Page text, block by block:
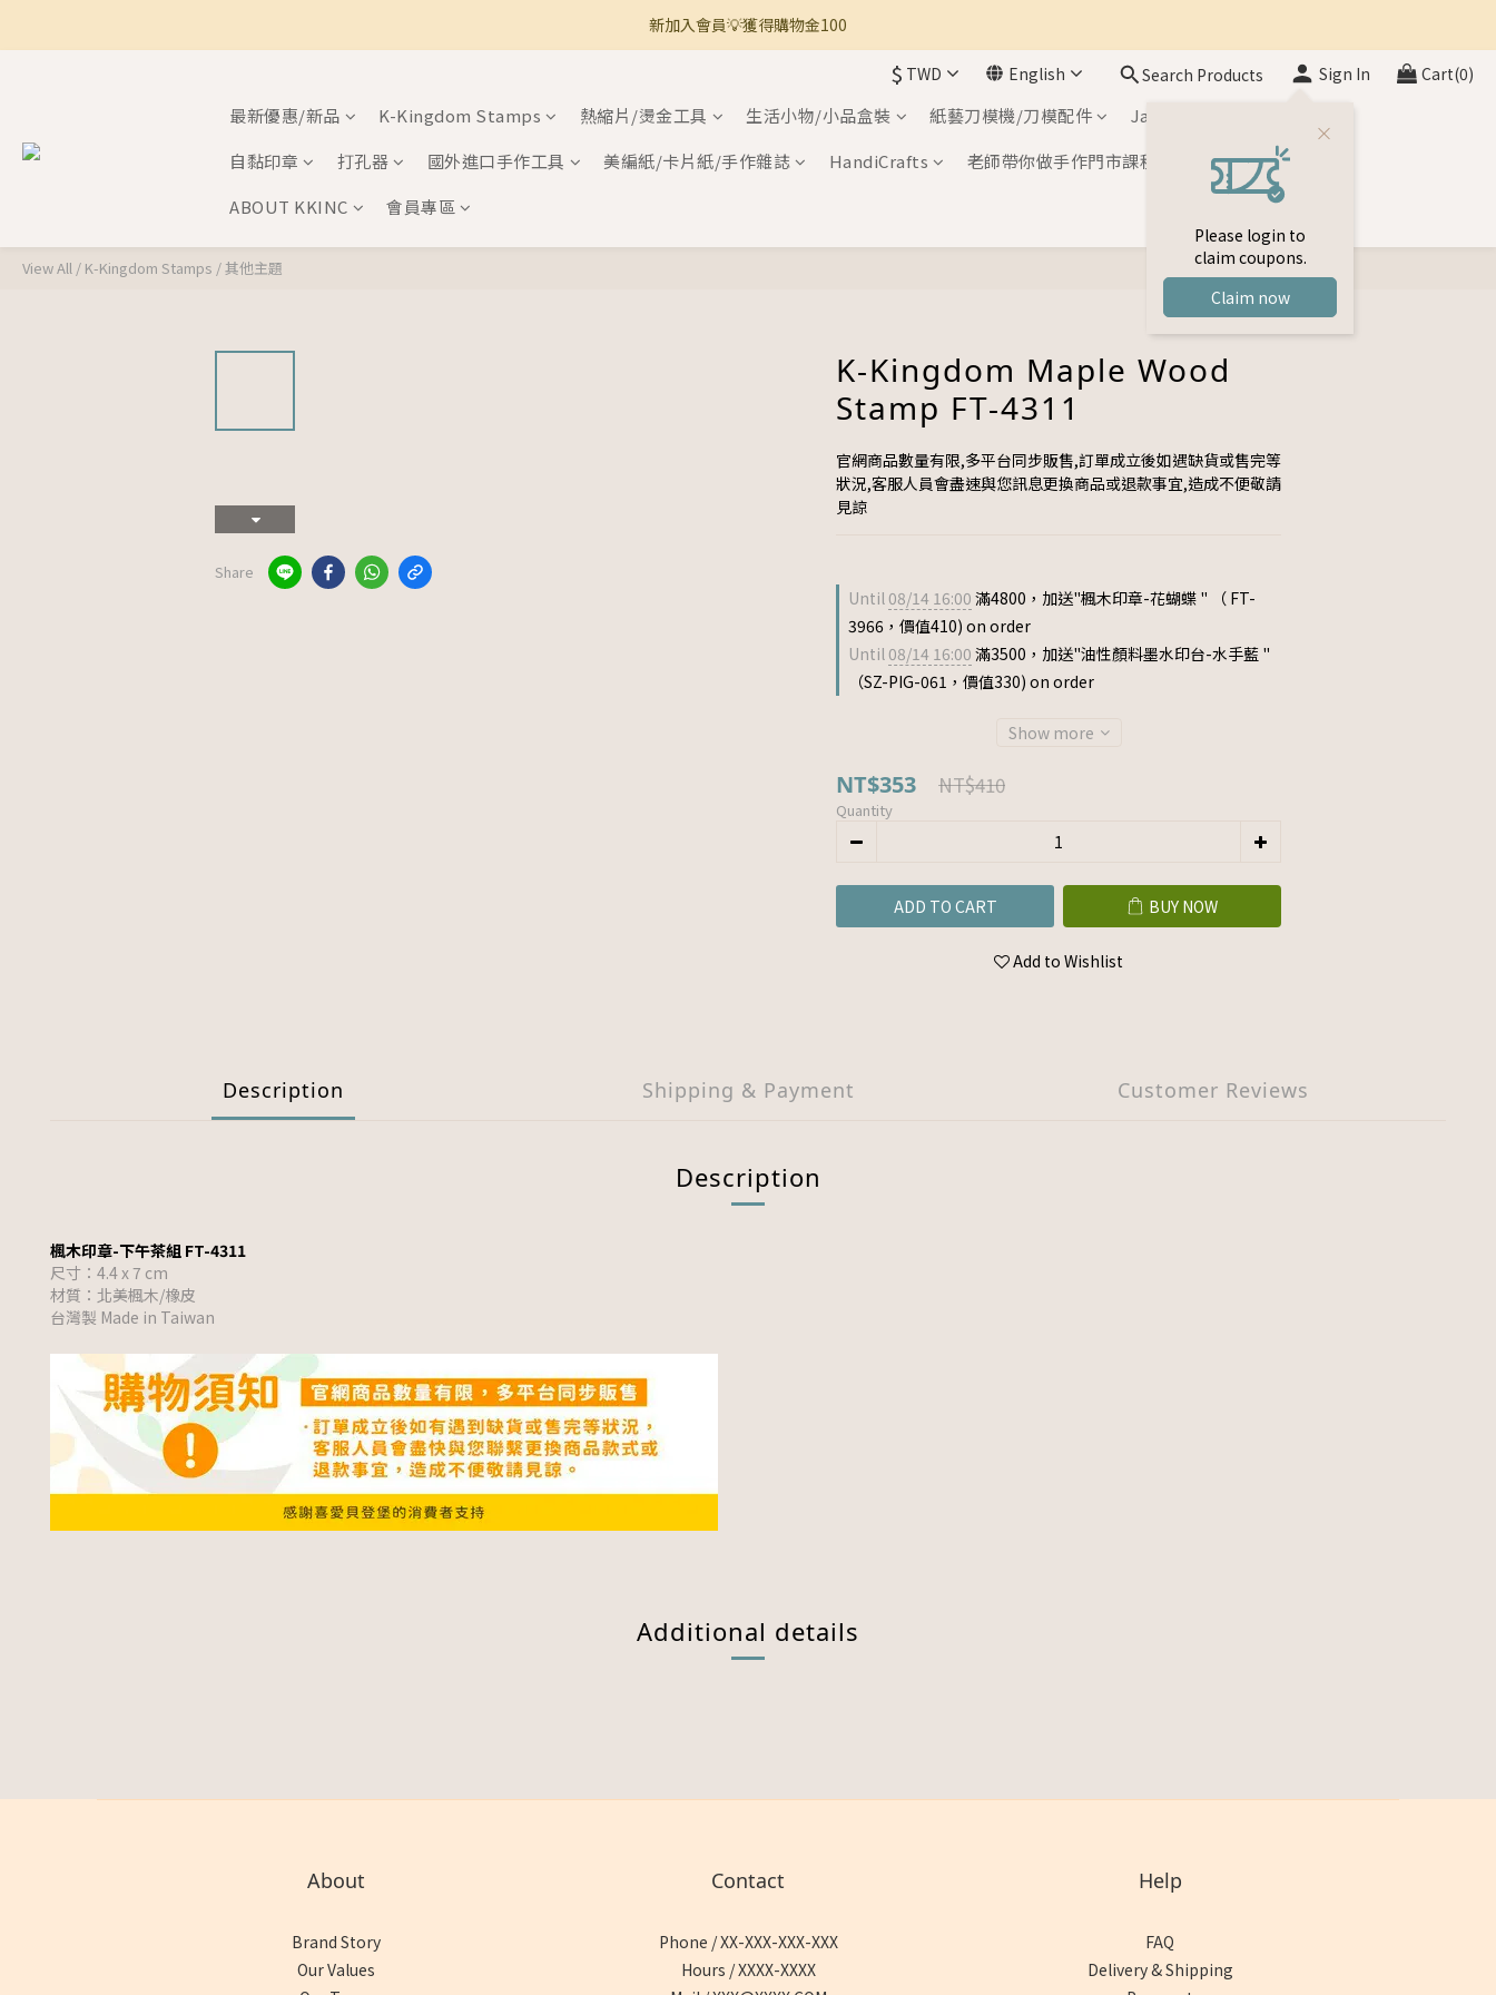
🚚 全館滿800免運 🚚
新加入會員💡獲得購物金100
$ TWD English Search Products Sign In
Please login to
claim coupons.
Claim now
Cart(0)
最新優惠/新品 K-Kingdom Stamps 熱縮片/燙金工具 生活小物/小品盒裝 紙藝刀模機/刀模配件
Japan Inks
自黏印章
打孔器 國外進口手作工具 美編紙/卡片紙/手作雜誌 HandiCrafts
老師帶你做手作門市課程
ABOUT KKINC
會員專區
View All / K-Kingdom Stamps /其他主題
Share
K-Kingdom Maple Wood
Stamp FT-4311
官網商品數量有限,多平台同步販售,訂單成立後如遇缺貨或售完等
狀況,客服人員會盡速與您訊息更換商品或退款事宜,造成不便敬請
見諒
Until 08/14 16:00 滿4800，加送"楓木印章-花蝴蝶 " （ FT-
3966，價值410) on order
Until 08/14 16:00 滿3500，加送"油性顏料墨水印台-水手藍 "
（SZ-PIG-061，價值330) on order
Show more
NT$353 NT$410
Quantity
ADD TO CART BUY NOW
Add to Wishlist
Description Shipping & Payment Customer Reviews
Description
楓木印章-下午茶組 FT-4311
尺寸：4.4 x 7 cm
材質：北美楓木/橡皮
台灣製 Made in Taiwan
Additional details
BUY NOW
About
Brand Story
Our Values
Contact
Phone / XX-XXX-XXX-XXX
Hours / XXXX-XXXX
Help
FAQ
Delivery & Shipping